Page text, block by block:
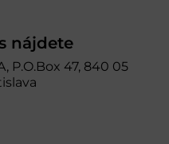
nájdete
P.O.Box 47, 840 05